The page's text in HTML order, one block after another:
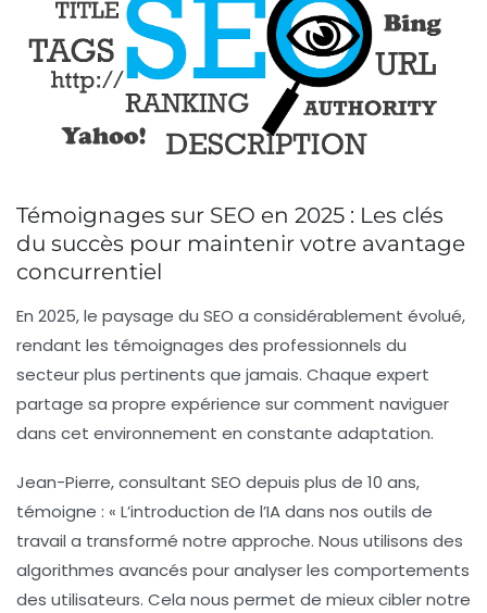
Témoignages sur SEO en 2025 : Les clés
du succès pour maintenir votre avantage
concurrentiel
En 2025, le paysage du SEO a considérablement évolué,
rendant les témoignages des professionnels du
secteur plus pertinents que jamais. Chaque expert
partage sa propre expérience sur comment naviguer
dans cet environnement en constante adaptation.
Jean-Pierre, consultant SEO depuis plus de 10 ans,
témoigne : « L’introduction de l’IA dans nos outils de
travail a transformé notre approche. Nous utilisons des
algorithmes avancés pour analyser les comportements
des utilisateurs. Cela nous permet de mieux cibler notre